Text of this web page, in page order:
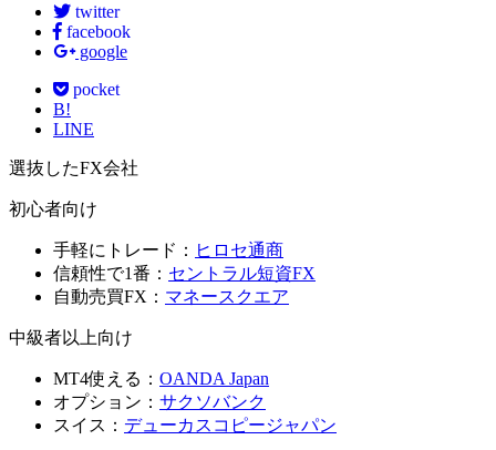
twitter
facebook
google
pocket
B!
LINE
選抜したFX会社
初心者向け
手軽にトレード： ヒロセ通商
信頼性で1番： セントラル短資FX
自動売買FX： マネースクエア
中級者以上向け
MT4使える： OANDA Japan
オプション： サクソバンク
スイス： デューカスコピージャパン